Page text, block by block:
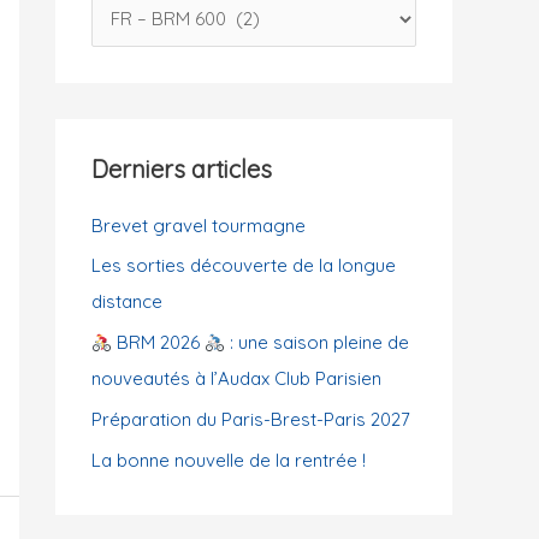
h
a
r
i
e
s
Derniers articles
Brevet gravel tourmagne
Les sorties découverte de la longue
distance
BRM 2026
: une saison pleine de
nouveautés à l’Audax Club Parisien
Préparation du Paris-Brest-Paris 2027
La bonne nouvelle de la rentrée !